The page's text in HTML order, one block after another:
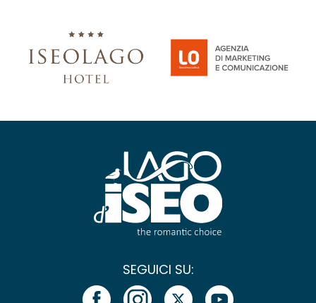
SEGUICI SU: